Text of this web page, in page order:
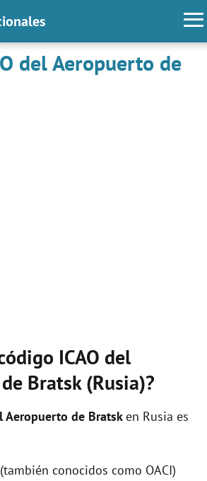
del Aeropuerto de
ICAO del
Bratsk (Rusia)?
Aeropuerto de Bratsken Rusia es
conocidos como OACI)